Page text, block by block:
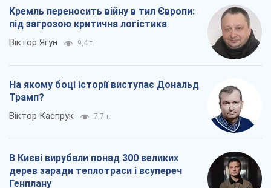
Кремль переносить війну в тил Європи:
під загрозою критична логістика
Віктор Ягун 9,4 т.
На якому боці історії виступає Дональд
Трамп?
Віктор Каспрук 7,7 т.
В Києві вирубали понад 300 великих
дерев заради теплотраси і всупереч
Генплану